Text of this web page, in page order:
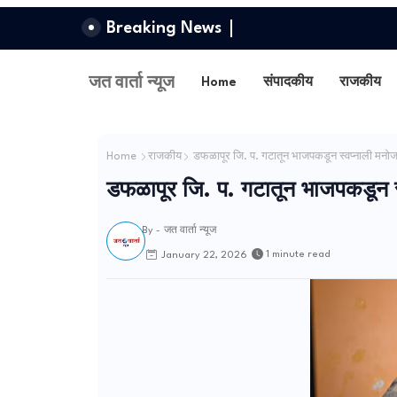
Breaking News
जत वार्ता न्यूज Home संपादकीय राजकीय
Home राजकीय डफळापूर जि. प. गटातून भाजपकडून स्वप्नाली
डफळापूर जि. प. गटातून भाजपकडून
By - जत वार्ता न्यूज
January 22, 2026 1 minute read